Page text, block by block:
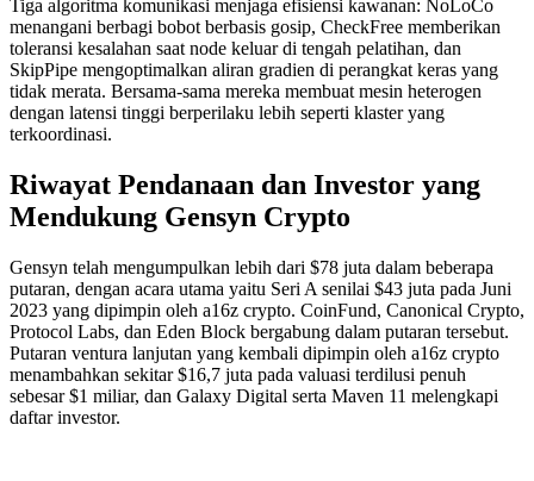
Tiga algoritma komunikasi menjaga efisiensi kawanan: NoLoCo
menangani berbagi bobot berbasis gosip, CheckFree memberikan
toleransi kesalahan saat node keluar di tengah pelatihan, dan
SkipPipe mengoptimalkan aliran gradien di perangkat keras yang
tidak merata. Bersama-sama mereka membuat mesin heterogen
dengan latensi tinggi berperilaku lebih seperti klaster yang
terkoordinasi.
Riwayat Pendanaan dan Investor yang
Mendukung Gensyn Crypto
Gensyn telah mengumpulkan lebih dari $78 juta dalam beberapa
putaran, dengan acara utama yaitu Seri A senilai $43 juta pada Juni
2023 yang dipimpin oleh a16z crypto. CoinFund, Canonical Crypto,
Protocol Labs, dan Eden Block bergabung dalam putaran tersebut.
Putaran ventura lanjutan yang kembali dipimpin oleh a16z crypto
menambahkan sekitar $16,7 juta pada valuasi terdilusi penuh
sebesar $1 miliar, dan Galaxy Digital serta Maven 11 melengkapi
daftar investor.